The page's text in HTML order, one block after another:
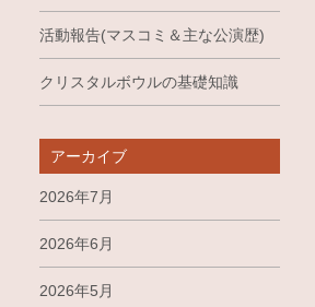
活動報告(マスコミ＆主な公演歴)
クリスタルボウルの基礎知識
アーカイブ
2026年7月
2026年6月
2026年5月